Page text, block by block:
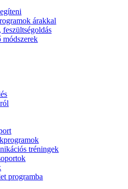
árakkal
feszültségoldás
módszerek
tréningek
programba